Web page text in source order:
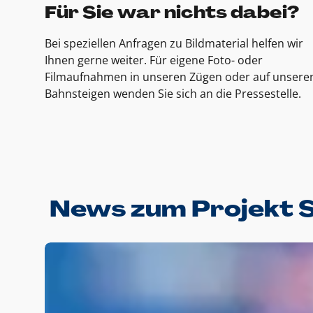
Für Sie war nichts dabei?
Bei speziellen Anfragen zu Bildmaterial helfen wir
Ihnen gerne weiter. Für eigene Foto- oder
Filmaufnahmen in unseren Zügen oder auf
Bahnsteigen wenden Sie sich an die Pressestelle.
News zum Projekt